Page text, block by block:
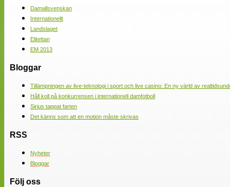
Damallsvenskan
Internationellt
Landslaget
Elitettan
EM 2013
Bloggar
Tillämpningen av live-teknologi i sport och live casino: En ny värld av
Håll koll på konkurrensen i internationell damfotboll
Sirius tappat farten
Det känns som att en motion måste skrivas
RSS
Nyheter
Bloggar
Följ oss